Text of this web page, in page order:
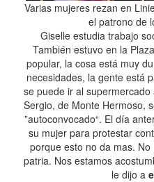
Varias mujeres rezan en
el patrono de
Giselle estudia trabajo
También estuvo en la
popular, la cosa está muy
necesidades, la gente está
se puede ir al
Sergio, de Monte Hermoso,
”autoconvocado“. El día
su mujer para protestar
porque esto no da mas.
patria. Nos estamos
le dijo a